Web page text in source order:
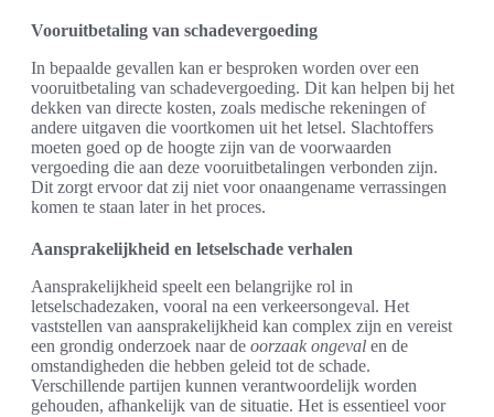
Vooruitbetaling van schadevergoeding
In bepaalde gevallen kan er besproken worden over een
vooruitbetaling van schadevergoeding. Dit kan helpen bij het
dekken van directe kosten, zoals medische rekeningen of
andere uitgaven die voortkomen uit het letsel. Slachtoffers
moeten goed op de hoogte zijn van de voorwaarden
vergoeding die aan deze vooruitbetalingen verbonden zijn.
Dit zorgt ervoor dat zij niet voor onaangename verrassingen
komen te staan later in het proces.
Aansprakelijkheid en letselschade verhalen
Aansprakelijkheid speelt een belangrijke rol in
letselschadezaken, vooral na een verkeersongeval. Het
vaststellen van aansprakelijkheid kan complex zijn en vereist
een grondig onderzoek naar de oorzaak ongeval en de
omstandigheden die hebben geleid tot de schade.
Verschillende partijen kunnen verantwoordelijk worden
gehouden, afhankelijk van de situatie. Het is essentieel voor